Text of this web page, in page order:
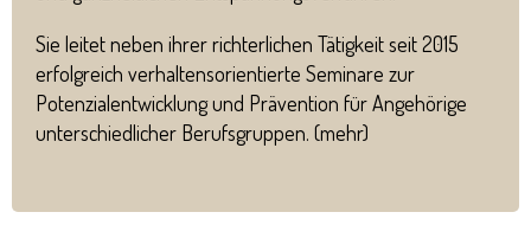
Sie leitet neben ihrer richterlichen Tätigkeit seit 2015
erfolgreich verhaltensorientierte Seminare zur
Potenzialentwicklung und Prävention für Angehörige
unterschiedlicher Berufsgruppen. (mehr)